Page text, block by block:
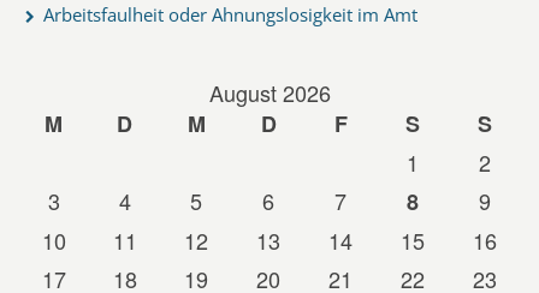
Arbeitsfaulheit oder Ahnungslosigkeit im Amt
August 2026
M
D M D F S
S
1
2
3
4 5 6 7 8
9
10
11 12 13 14 15
16
17
18 19 20 21 22 23